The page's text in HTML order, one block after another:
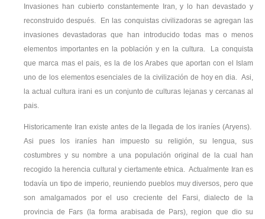
Invasiones han cubierto constantemente Iran, y lo han devastado y
reconstruido después. En las conquistas civilizadoras se agregan las
invasiones devastadoras que han introducido todas mas o menos
elementos importantes en la población y en la cultura. La conquista
que marca mas el pais, es la de los Arabes que aportan con el Islam
uno de los elementos esenciales de la civilización de hoy en dia. Asi,
la actual cultura irani es un conjunto de culturas lejanas y cercanas al
pais.
Historicamente Iran existe antes de la llegada de los iraníes (Aryens).
Asi pues los iraníes han impuesto su religión, su lengua, sus
costumbres y su nombre a una populación original de la cual han
recogido la herencia cultural y ciertamente etnica. Actualmente Iran es
todavía un tipo de imperio, reuniendo pueblos muy diversos, pero que
son amalgamados por el uso creciente del Farsi, dialecto de la
provincia de Fars (la forma arabisada de Pars), region que dio su